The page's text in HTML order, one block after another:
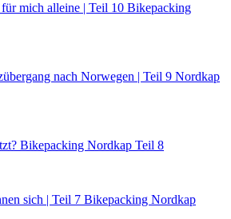
mich alleine | Teil 10 Bikepacking
nach Norwegen | Teil 9 Nordkap
Bikepacking Nordkap Teil 8
sich | Teil 7 Bikepacking Nordkap